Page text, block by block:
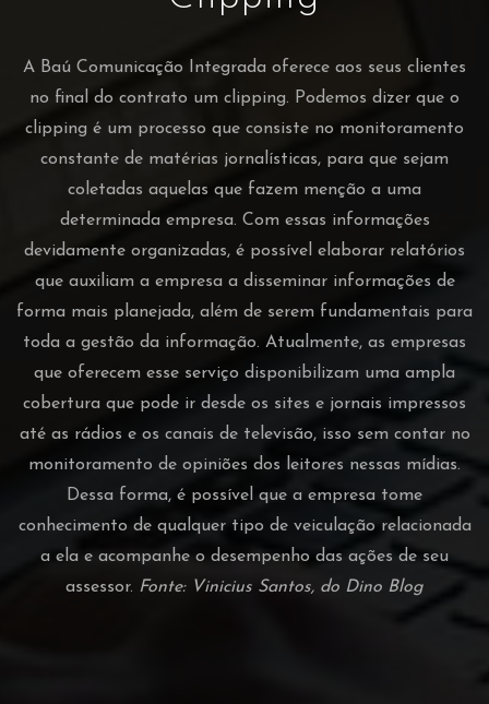
A Baú Comunicação Integrada oferece aos seus clientes
no final do contrato um clipping. Podemos dizer que o
clipping é um processo que consiste no monitoramento
constante de matérias jornalísticas, para que sejam
coletadas aquelas que fazem menção a uma
determinada empresa. Com essas informações
devidamente organizadas, é possível elaborar relatórios
que auxiliam a empresa a disseminar informações de
forma mais planejada, além de serem fundamentais para
toda a gestão da informação. Atualmente, as empresas
que oferecem esse serviço disponibilizam uma ampla
cobertura que pode ir desde os sites e jornais impressos
até as rádios e os canais de televisão, isso sem contar no
monitoramento de opiniões dos leitores nessas mídias.
Dessa forma, é possível que a empresa tome
conhecimento de qualquer tipo de veiculação relacionada
a ela e acompanhe o desempenho das ações de seu
assessor. Fonte: Vinicius Santos, do Dino Blog